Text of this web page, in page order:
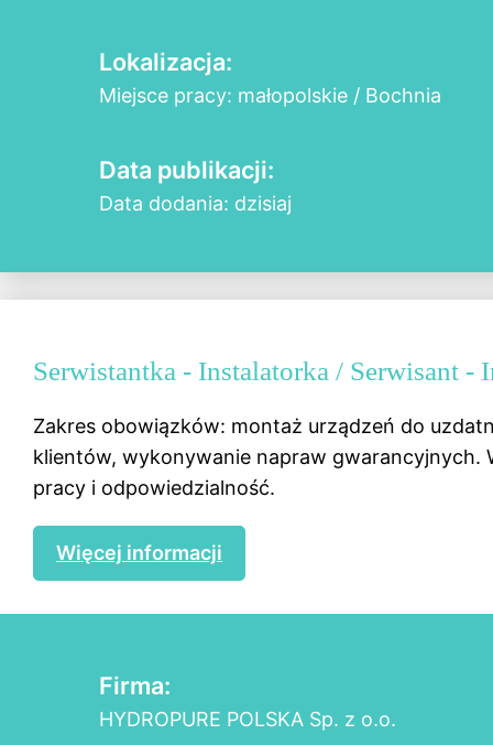
Lokalizacja:
Miejsce pracy: małopolskie / Bochnia
Data publikacji:
Data dodania: dzisiaj
Serwistantka - Instalatorka / Serwisant -
Zakres obowiązków: montaż urządzeń do
klientów, wykonywanie napraw gwarancyjnych.
pracy i odpowiedzialność.
Więcej informacji
Firma:
HYDROPURE POLSKA Sp. z o.o.